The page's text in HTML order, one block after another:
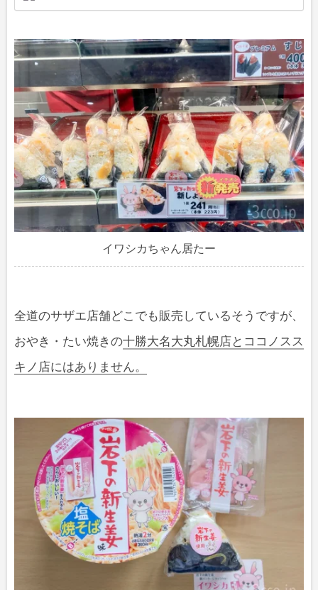
イワシカちゃん居たー
全道のサザエ店舗どこでも販売しているそうですが、
おやき・たい焼きの十勝大名大丸札幌店とココノスス
キノ店にはありません。